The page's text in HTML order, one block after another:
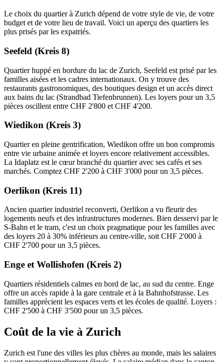
Le choix du quartier à Zurich dépend de votre style de vie, de votre
budget et de votre lieu de travail. Voici un aperçu des quartiers les
plus prisés par les expatriés.
Seefeld (Kreis 8)
Quartier huppé en bordure du lac de Zurich, Seefeld est prisé par les
familles aisées et les cadres internationaux. On y trouve des
restaurants gastronomiques, des boutiques design et un accès direct
aux bains du lac (Strandbad Tiefenbrunnen). Les loyers pour un 3,5
pièces oscillent entre CHF 2'800 et CHF 4'200.
Wiedikon (Kreis 3)
Quartier en pleine gentrification, Wiedikon offre un bon compromis
entre vie urbaine animée et loyers encore relativement accessibles.
La Idaplatz est le cœur branché du quartier avec ses cafés et ses
marchés. Comptez CHF 2'200 à CHF 3'000 pour un 3,5 pièces.
Oerlikon (Kreis 11)
Ancien quartier industriel reconverti, Oerlikon a vu fleurir des
logements neufs et des infrastructures modernes. Bien desservi par le
S-Bahn et le tram, c'est un choix pragmatique pour les familles avec
des loyers 20 à 30% inférieurs au centre-ville, soit CHF 2'000 à
CHF 2'700 pour un 3,5 pièces.
Enge et Wollishofen (Kreis 2)
Quartiers résidentiels calmes en bord de lac, au sud du centre. Enge
offre un accès rapide à la gare centrale et à la Bahnhofstrasse. Les
familles apprécient les espaces verts et les écoles de qualité. Loyers :
CHF 2'500 à CHF 3'500 pour un 3,5 pièces.
Coût de la vie à Zurich
Zurich est l'une des villes les plus chères au monde, mais les salaires